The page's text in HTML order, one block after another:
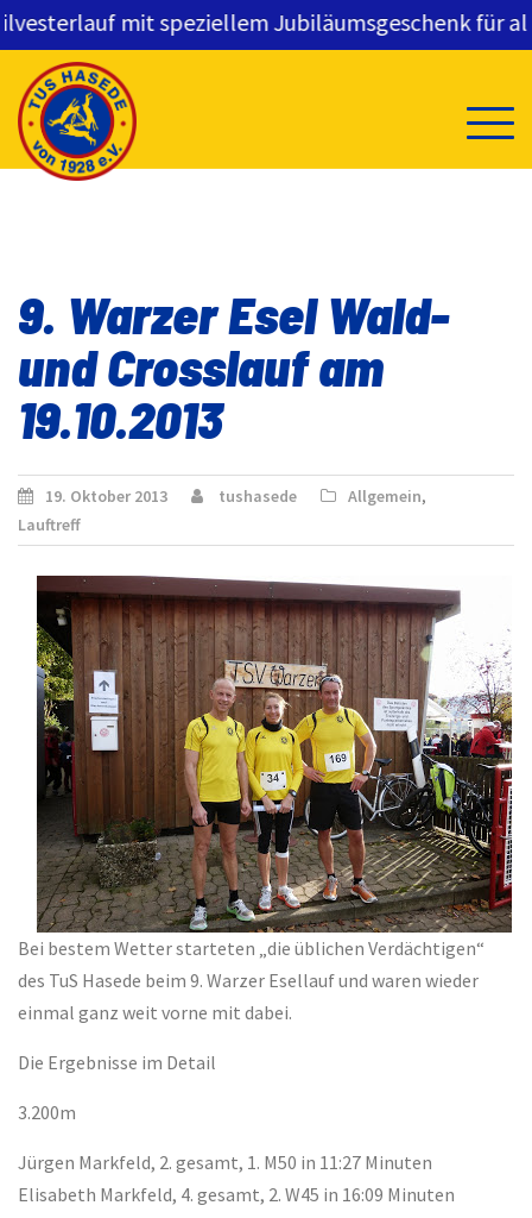
mit speziellem Jubiläumsgeschenk für alle
content
9. Warzer Esel Wald-
und Crosslauf am
19.10.2013
19. Oktober 2013 tushasede Allgemein,
Lauftreff
Bei bestem Wetter starteten „die üblichen Verdächtigen“
des TuS Hasede beim 9. Warzer Esellauf und waren wieder
einmal ganz weit vorne mit dabei.
Die Ergebnisse im Detail
3.200m
Jürgen Markfeld, 2. gesamt, 1. M50 in 11:27 Minuten
Elisabeth Markfeld, 4. gesamt, 2. W45 in 16:09 Minuten